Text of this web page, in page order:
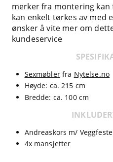
merker fra montering kan
kan enkelt tørkes av med
ønsker å vite mer om
kundeservice
Sexmøblerfra Nytelse.no
Høyde: ca. 215 cm
Bredde: ca. 100 cm
Andreaskors m/
4x mansjetter